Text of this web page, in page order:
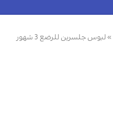
لبوس جلسرين للرضع 3 شهور